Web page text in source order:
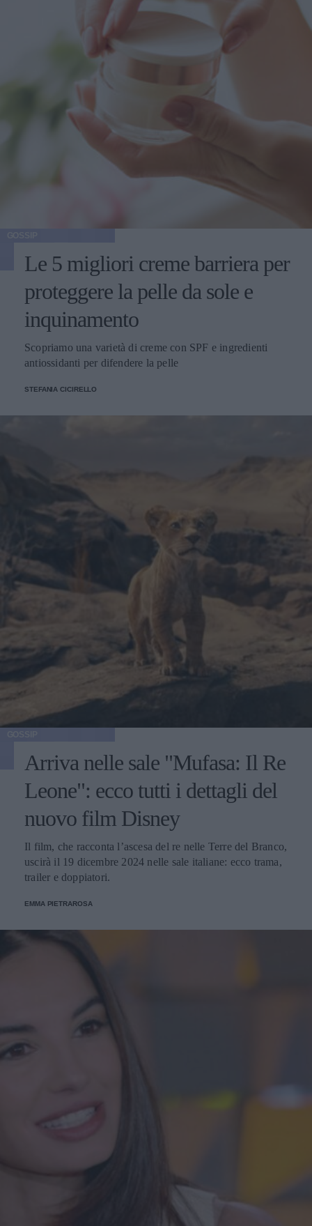
Le 5 migliori creme barriera per
proteggere la pelle da sole e
inquinamento
Scopriamo una varietà di creme con SPF e ingredienti
antiossidanti per difendere la pelle
STEFANIA CICIRELLO
Arriva nelle sale "Mufasa: Il Re
Leone": ecco tutti i dettagli del
nuovo film Disney
Il film, che racconta l’ascesa del re nelle Terre del Branco,
uscirà il 19 dicembre 2024 nelle sale italiane: ecco trama,
trailer e doppiatori.
EMMA PIETRAROSA